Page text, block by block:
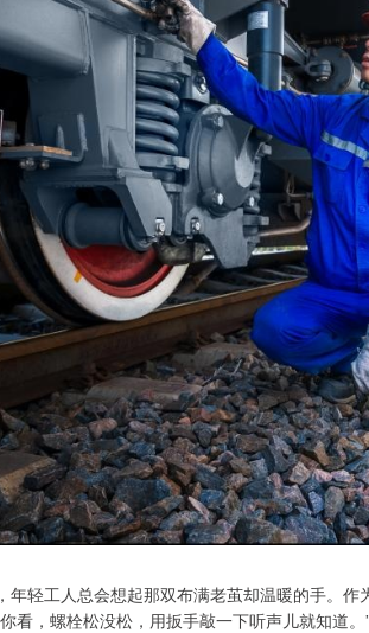
年轻工人总会想起那双布满老茧却温暖的手。
看，螺栓松没松，用扳手敲一下听声儿就知道